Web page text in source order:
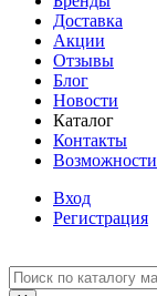
Доставка
Акции
Отзывы
Блог
Новости
Каталог
Контакты
Возможности
Вход
Регистрация